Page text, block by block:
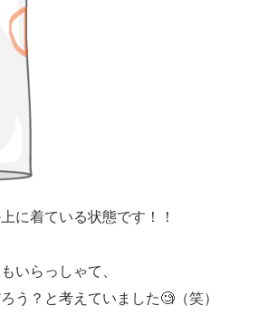
に着ている状態です！！
いらっしゃて、
う？と考えていました🧐（笑）